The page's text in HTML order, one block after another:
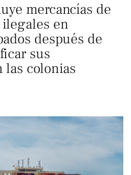
mercancías de
en
después de
sus
las colonias